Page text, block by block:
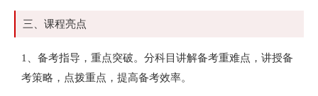
三、课程亮点
1、备考指导，重点突破。分科目讲解备考重难点，讲授备
考策略，点拨重点，提高备考效率。